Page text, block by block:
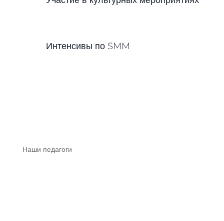
Интенсивы по SMM
Наши педагоги